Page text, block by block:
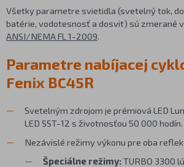
Všetky parametre svietidla (svetelný tok,
batérie, vodotesnosť a dosvit) sú zmerané
ANSI/NEMA FL 1-2009.
Parametre nabíjacej
Fenix BC45R
Svetelným zdrojom je prémiová LED
LED SST-12 s životnosťou 50 000 hodín.
Nezávislé režimy výkonu pre oba
Špeciálne režimy:TURBO 3300